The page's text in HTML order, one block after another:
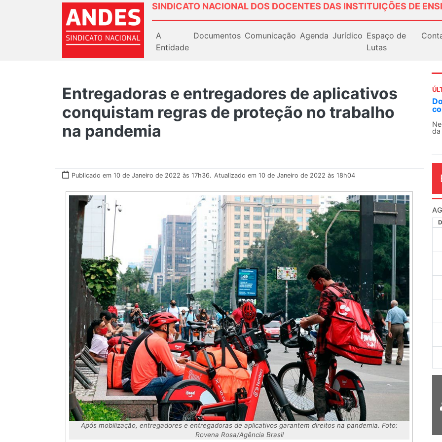
SINDICATO NACIONAL DOS DOCENTES DAS INSTITUIÇÕES DE
A
Entidade
Documentos Comunicação Agenda Jurídico Espaço de
Lutas
Entregadoras e entregadores de aplicativos
conquistam regras de proteção no trabalho
na pandemia
Publicado em 10 de Janeiro de 2022 às 17h36. Atualizado em 10 de Janeiro de 2022 às 18h04
Após mobilização, entregadores e entregadoras de aplicativos garantem direitos na pandemia. Foto:
Rovena Rosa/Agência Brasil
O